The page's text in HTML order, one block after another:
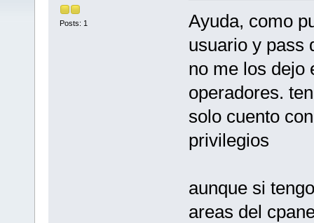
Posts: 1
Ayuda, como
usuario y pass
no me los dejo
operadores.
solo cuento
privilegios
aunque si
areas del